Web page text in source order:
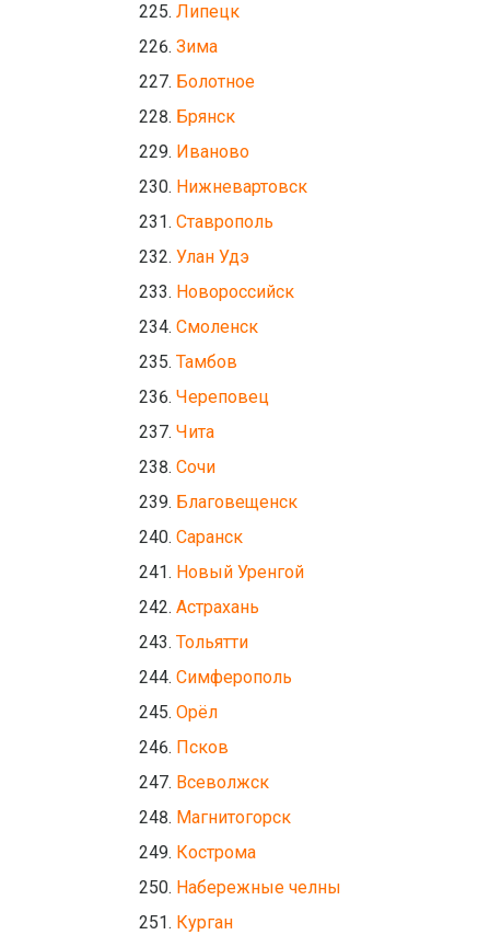
Липецк
Зима
Болотное
Брянск
Иваново
Нижневартовск
Ставрополь
Улан Удэ
Новороссийск
Смоленск
Тамбов
Череповец
Чита
Сочи
Благовещенск
Саранск
Новый Уренгой
Астрахань
Тольятти
Симферополь
Орёл
Псков
Всеволжск
Магнитогорск
Кострома
Набережные челны
Курган